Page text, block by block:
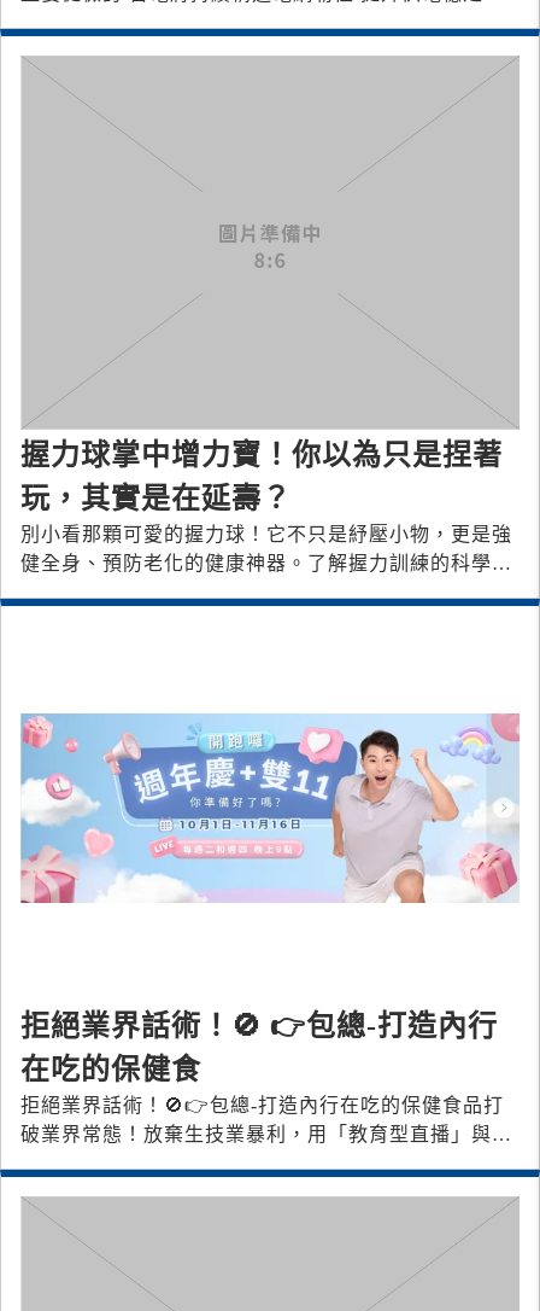
握力球掌中增力寶！你以為只是捏著
玩，其實是在延壽？
別小看那顆可愛的握力球！它不只是紓壓小物，更是強
健全身、預防老化的健康神器。了解握力訓練的科學依
拒絕業界話術！🚫 👉包總-打造內行
在吃的保健食
拒絕業界話術！🚫 👉包總-打造內行在吃的保健食品 打
破業界常態！ 放棄生技業暴利，用「教育型直播」與